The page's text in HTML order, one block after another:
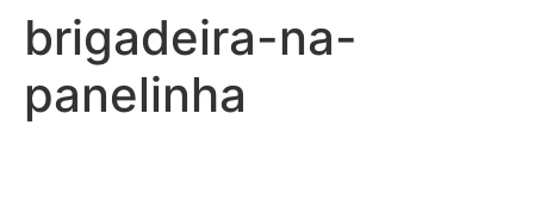
brigadeira-na-
panelinha